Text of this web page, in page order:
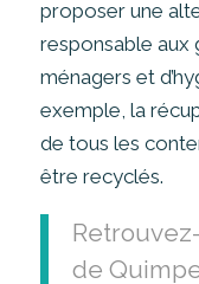
proposer une
responsable aux
ménagers et
exemple, la
de tous les
être recyclés.
de